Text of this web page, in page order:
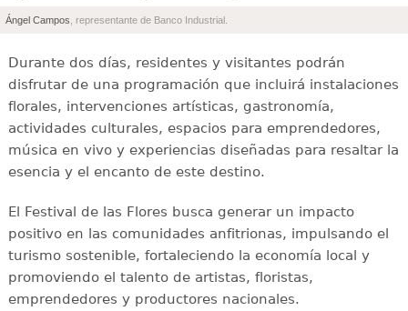
Ángel Campos , representante de Banco Industrial.
Durante dos días, residentes y visitantes podrán
disfrutar de una programación que incluirá instalaciones
florales, intervenciones artísticas, gastronomía,
actividades culturales, espacios para emprendedores,
música en vivo y experiencias diseñadas para resaltar la
esencia y el encanto de este destino.
El Festival de las Flores busca generar un impacto
positivo en las comunidades anfitrionas, impulsando el
turismo sostenible, fortaleciendo la economía local y
promoviendo el talento de artistas, floristas,
emprendedores y productores nacionales.